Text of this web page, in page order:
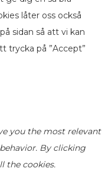
låter oss också
sidan så att vi kan
trycka på ”Accept”
you the most relevant
By clicking
the cookies.